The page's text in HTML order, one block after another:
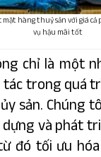
mặt hàng thuỷ sản với giá
vụ hậu mãi tốt
chỉ là một
trong quá
sản. Chúng
dựng và phát
đó tối ưu